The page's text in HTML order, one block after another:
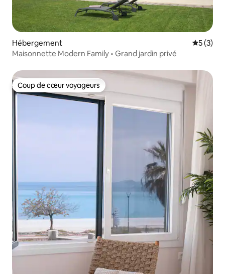
Hébergement
5 (3)
Maisonnette Modern Family • Grand jardin privé
Coup de cœur voyageurs
Coup de cœur voyageurs